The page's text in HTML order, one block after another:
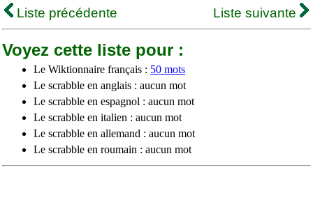
Liste précédente
Liste suivante
Voyez cette liste pour :
Le Wiktionnaire français : 50 mots
Le scrabble en anglais : aucun mot
Le scrabble en espagnol : aucun mot
Le scrabble en italien : aucun mot
Le scrabble en allemand : aucun mot
Le scrabble en roumain : aucun mot